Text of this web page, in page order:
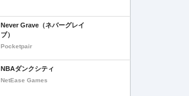
Never Grave（ネバーグレイ
ブ）
Pocketpair
NBAダンクシティ
NetEase Games